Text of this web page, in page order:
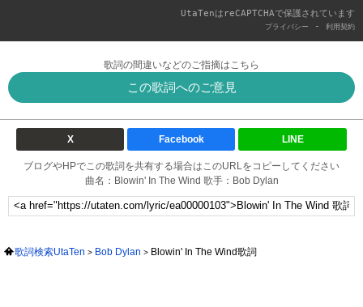
UtaTenはreCAPTCHAで保護されています
プライバシー - 利用契約
歌詞の間違いなどのご指摘はこちら
この歌詞へのご意見
X Facebook LINE
ブログやHPでこの歌詞を共有する場合はこのURLをコピーしてください
曲名：Blowin' In The Wind 歌手：Bob Dylan
歌詞検索UtaTen Bob Dylan Blowin' In The Wind歌詞